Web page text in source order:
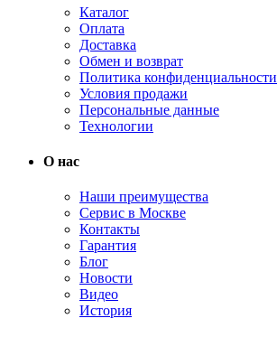
Каталог
Оплата
Доставка
Обмен и возврат
Политика конфиденциальности
Условия продажи
Персональные данные
Технологии
О нас
Наши преимущества
Сервис в Москве
Контакты
Гарантия
Блог
Новости
Видео
История